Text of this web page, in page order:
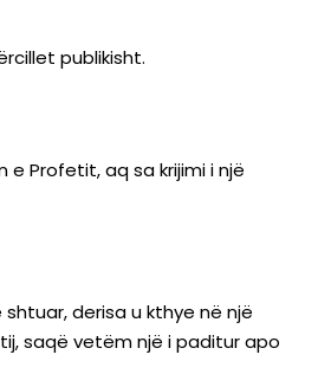
publikisht.
Profetit, aq sa krijimi i një
derisa u kthye në një
saqë vetëm një i paditur apo